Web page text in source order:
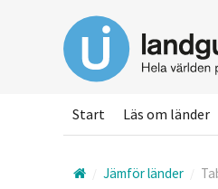
huvudinnehållet
Start Läs om länder
Jämför länder